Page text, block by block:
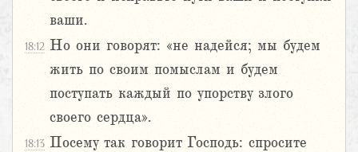
ваши.
18:12 Но они говорят: «не надейся; мы будем
жить по своим помыслам и будем
поступать каждый по упорству злого
своего сердца».
18:13 Посему так говорит Господь: спросите